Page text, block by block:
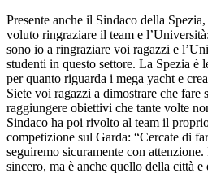
Presente anche il Sindaco della Spezia,
voluto ringraziare il team e
sono io a ringraziare voi ragazzi e
studenti in questo settore. La Spezia è
per quanto riguarda i mega yacht e
Siete voi ragazzi a dimostrare che fare
raggiungere obiettivi che tante volte
Sindaco ha poi rivolto al team il
competizione sul Garda: “Cercate di
seguiremo sicuramente con
sincero, ma è anche quello della città